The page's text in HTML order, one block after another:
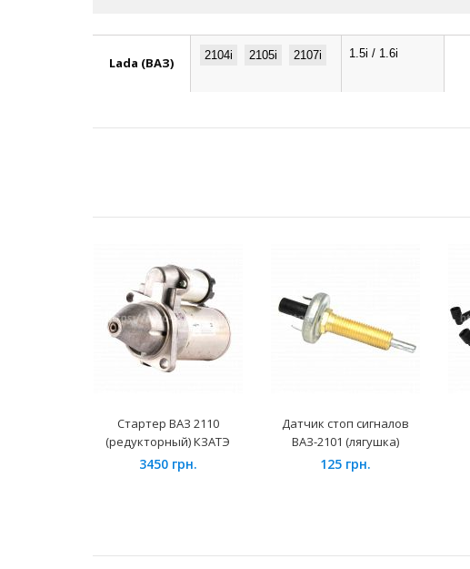
Lada (ВАЗ) 2104i 2105i 2107i 1.5i / 1.6i
Стартер ВАЗ 2110
(редукторный) КЗАТЭ
3450 грн.
Датчик стоп сигналов
ВАЗ-2101 (лягушка)
125 грн.